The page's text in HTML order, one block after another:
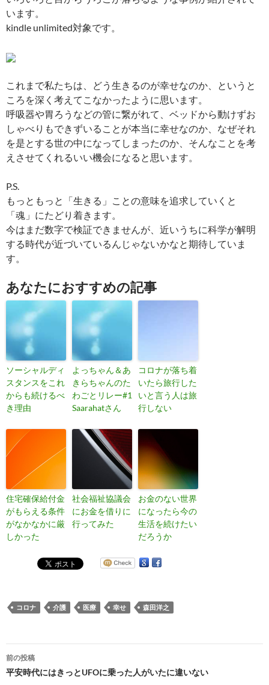
います。
kindle unlimited対象です。
これまで私たちは、どう生きるのが幸せなのか、というと
ころを深く考えてこなかったように思います。
呼吸器や胃ろうなどの管に繋がれて、ベッドから動けずお
しゃべりもできずいることが本当に幸せなのか、なぜそれ
を是とする世の中になってしまったのか、そんなことを考
えさせてくれるいい機会になると思います。
P.S.
もっともっと「生きる」ことの意味を追求していくと
「魂」にたどり着きます。
今はまだ数字で検証できませんが、近いうちに科学が解明
する時代が近づいているんじゃないかなと期待していま
す。
あなたにおすすめの記事
ソーシャルディ
スタンスをこれ
からも続けるべ
き理由
よっちゃん＆あ
きらちゃんのた
わごとリレー#1
Saarahatさん
コロナが落ち着
いたら旅行した
いと言う人は旅
行しない
住宅確保給付金
がもらえる条件
がなかなかに厳
しかった
社会福祉協議会
にお金を借りに
行ってみた
お金のない世界
になったら今の
生活を続けたい
だろうか
コロナ 介護 医療 幸せ 森田洋之
投
稿
前の投稿
平安時代にはきっとUFOに乗った人がいたに違いない